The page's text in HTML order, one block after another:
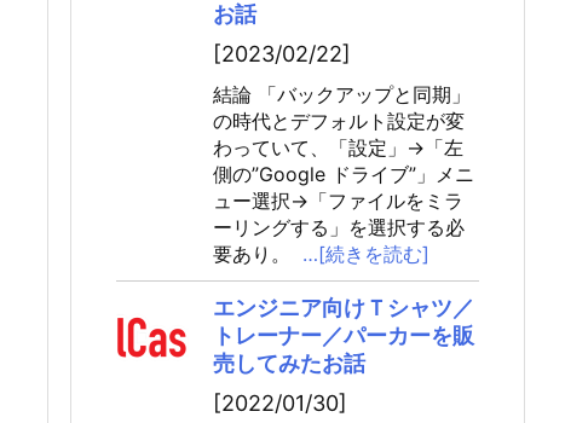
お話
[2023/02/22]
結論 「バックアップと同期」
の時代とデフォルト設定が変
わっていて、「設定」→「左
側の”Google ドライブ”」メニ
ュー選択→「ファイルをミラ
ーリングする」を選択する必
要あり。
…[続きを読む]
エンジニア向けＴシャツ／
トレーナー／パーカーを販
売してみたお話
[2022/01/30]